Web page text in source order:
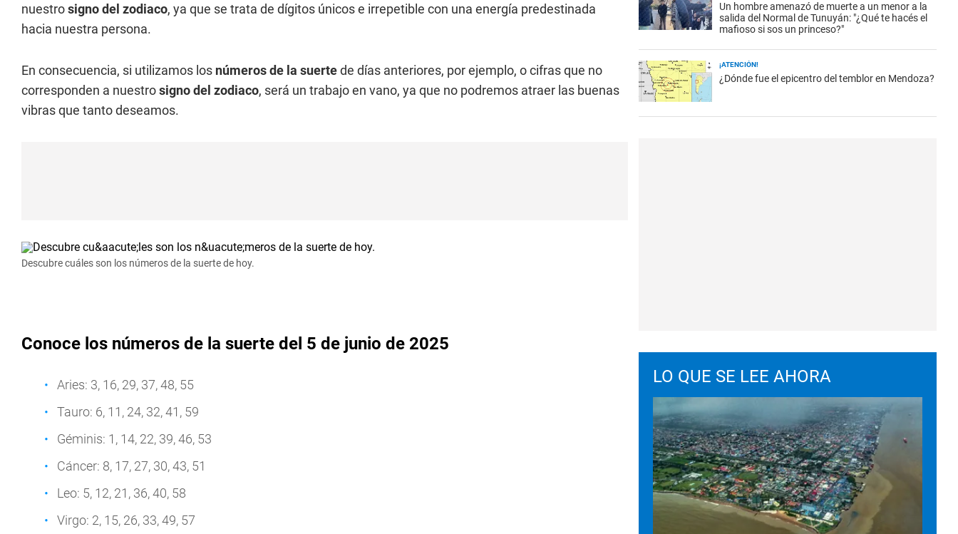
nuestrosigno del zodiaco, ya que se trata de dígitos únicos e irrepetible con una energía predestinada
hacia nuestra persona.
En consecuencia, si utilizamos los números de la suertede días anteriores, por ejemplo, o cifras que no
corresponden a nuestrosigno del zodiaco, será un trabajo en vano, ya que no podremos atraer las buenas
vibras que tanto deseamos.
Descubre cuáles son los números de la suerte de hoy.
Conoce los números de la suerte del 5 de junio de 2025
Aries: 3, 16, 29, 37, 48, 55
Tauro: 6, 11, 24, 32, 41, 59
Géminis: 1, 14, 22, 39, 46, 53
Cáncer: 8, 17, 27, 30, 43, 51
Leo: 5, 12, 21, 36, 40, 58
Virgo: 2, 15, 26, 33, 49, 57
Un hombre amenazó de muerte a un menor a la
salida del Normal de Tunuyán: "¿Qué te hacés el
mafioso si sos un princeso?"
¡ATENCIÓN!
¿Dónde fue el epicentro del temblor en Mendoza?
LO QUE SE LEE AHORA